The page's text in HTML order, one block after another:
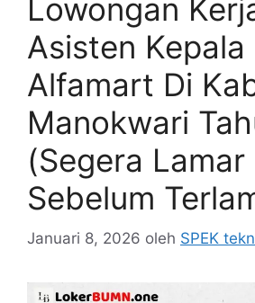
Lowongan
Asisten Kepala
Alfamart Di
Manokwari
(Segera Lamar
Sebelum
Januari 8, 2026 oleh SPEK